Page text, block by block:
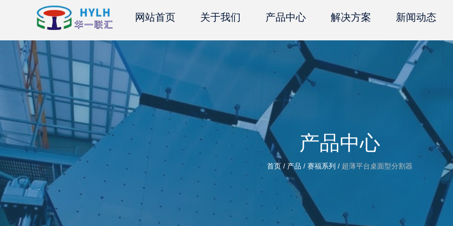
网站首页 关于我们 产品中心 解决方案 新闻动态
产品中心
首页 / 产品 / 赛福系列 / 超薄平台桌面型分割器